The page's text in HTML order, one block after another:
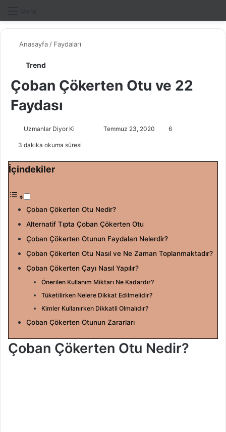
Anasayfa / Faydaları
Trend
Çoban Çökerten Otu ve 22
Faydası
Uzmanlar Diyor Ki
n
X
s
t
a
g
n
d
e
r
m
k
Temmuz 23, 2020 6
3 dakika okuma süresi
İçindekiler
Çoban Çökerten Otu Nedir?
Alternatif Tıpta Çoban Çökerten Otu
Çoban Çökerten Otunun Faydaları Nelerdir?
Çoban Çökerten Otu Nasıl ve Ne Zaman Toplanmaktadır?
Çoban Çökerten Çayı Nasıl Yapılır?
Önerilen Kullanım Miktarı Ne Kadardır?
Tüketilirken Nelere Dikkat Edilmelidir?
Kimler Kullanırken Dikkatli Olmalıdır?
Çoban Çökerten Otunun Zararları
Çoban Çökerten Otu Nedir?